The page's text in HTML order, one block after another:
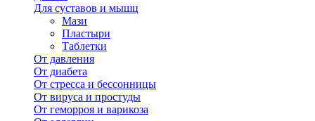
Для суставов и мышц
Мази
Пластыри
Таблетки
От давления
От диабета
От стресса и бессонницы
От вируса и простуды
От геморроя и варикоза